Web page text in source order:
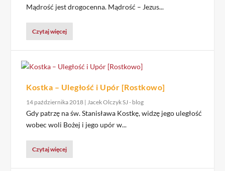
Mądrość jest drogocenna. Mądrość – Jezus...
Czytaj więcej
Kostka – Uległość i Upór [Rostkowo]
14 października 2018 |Jacek Olczyk SJ - blog
Gdy patrzę na św. Stanisława Kostkę, widzę jego uległość
wobec woli Bożej i jego upór w...
Czytaj więcej